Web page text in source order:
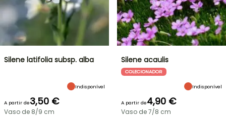
Silene latifolia subsp. alba
Indisponível
A partir de3,50 €
Vaso de 8/9 cm
Silene acaulis
COLECIONADOR
Indisponível
A partir de4,90 €
Vaso de 7/8 cm